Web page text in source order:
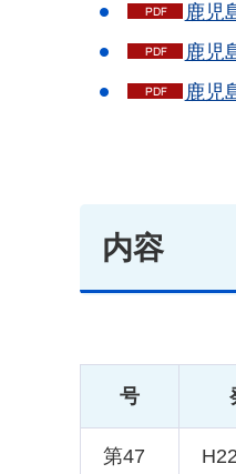
鹿児
鹿児
鹿児
内容
号
第47